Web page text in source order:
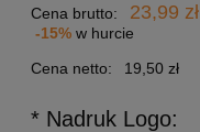
Cena brutto: 23,99 zł
-15% w hurcie
Cena netto:
19,50 zł
* Nadruk Logo: